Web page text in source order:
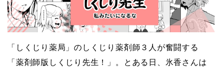
「しくじり薬局」のしくじり薬剤師３人が奮闘する
「薬剤師版しくじり先生！」。とある日、氷香さんは